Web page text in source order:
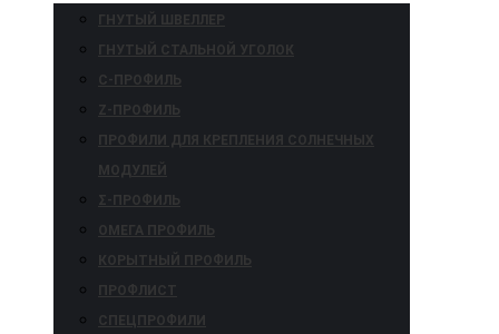
ГНУТЫЙ ШВЕЛЛЕР
ГНУТЫЙ СТАЛЬНОЙ УГОЛОК
С-ПРОФИЛЬ
Z-ПРОФИЛЬ
ПРОФИЛИ ДЛЯ КРЕПЛЕНИЯ СОЛНЕЧНЫХ
МОДУЛЕЙ
Σ-ПРОФИЛЬ
ОМЕГА ПРОФИЛЬ
КОРЫТНЫЙ ПРОФИЛЬ
ПРОФЛИСТ
СПЕЦПРОФИЛИ